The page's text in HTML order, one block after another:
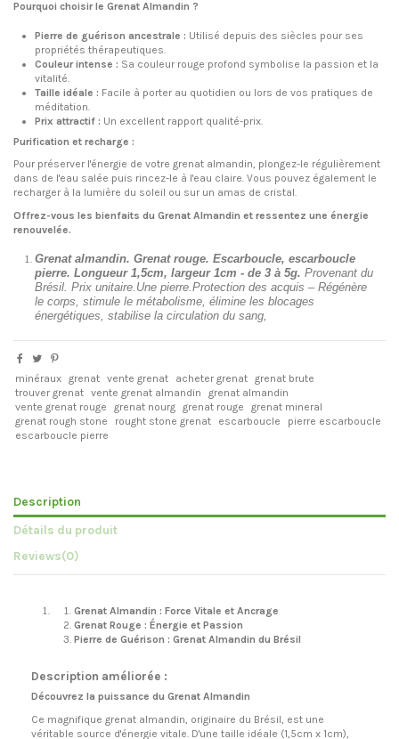
Pourquoi choisir le Grenat Almandin ?
Pierre de guérison ancestrale : Utilisé depuis des siècles pour ses
propriétés thérapeutiques.
Couleur intense : Sa couleur rouge profond symbolise la passion et la
vitalité.
Taille idéale : Facile à porter au quotidien ou lors de vos pratiques de
méditation.
Prix attractif : Un excellent rapport qualité-prix.
Purification et recharge :
Pour préserver l'énergie de votre grenat almandin, plongez-le régulièrement
dans de l'eau salée puis rincez-le à l'eau claire. Vous pouvez également le
recharger à la lumière du soleil ou sur un amas de cristal.
Offrez-vous les bienfaits du Grenat Almandin et ressentez une énergie
renouvelée.
Grenat almandin. Grenat rouge. Escarboucle, escarboucle
pierre. Longueur 1,5cm, largeur 1cm - de 3 à 5g. Provenant du
Brésil. Prix unitaire.Une pierre.Protection des acquis – Régénère
le corps, stimule le métabolisme, élimine les blocages
énergétiques, stabilise la circulation du sang,
minéraux grenat vente grenat acheter grenat grenat brute
trouver grenat vente grenat almandin
grenat almandin
vente grenat rouge
grenat nourg grenat rouge
grenat mineral
grenat rough stone
rought stone grenat escarboucle
pierre escarboucle
escarboucle pierre
Description
Détails du produit
Reviews(0)
Grenat Almandin : Force Vitale et Ancrage
Grenat Rouge : Énergie et Passion
Pierre de Guérison : Grenat Almandin du Brésil
Description améliorée :
Découvrez la puissance du Grenat Almandin
Ce magnifique grenat almandin, originaire du Brésil, est une
véritable source d'énergie vitale. D'une taille idéale (1,5cm x 1cm),